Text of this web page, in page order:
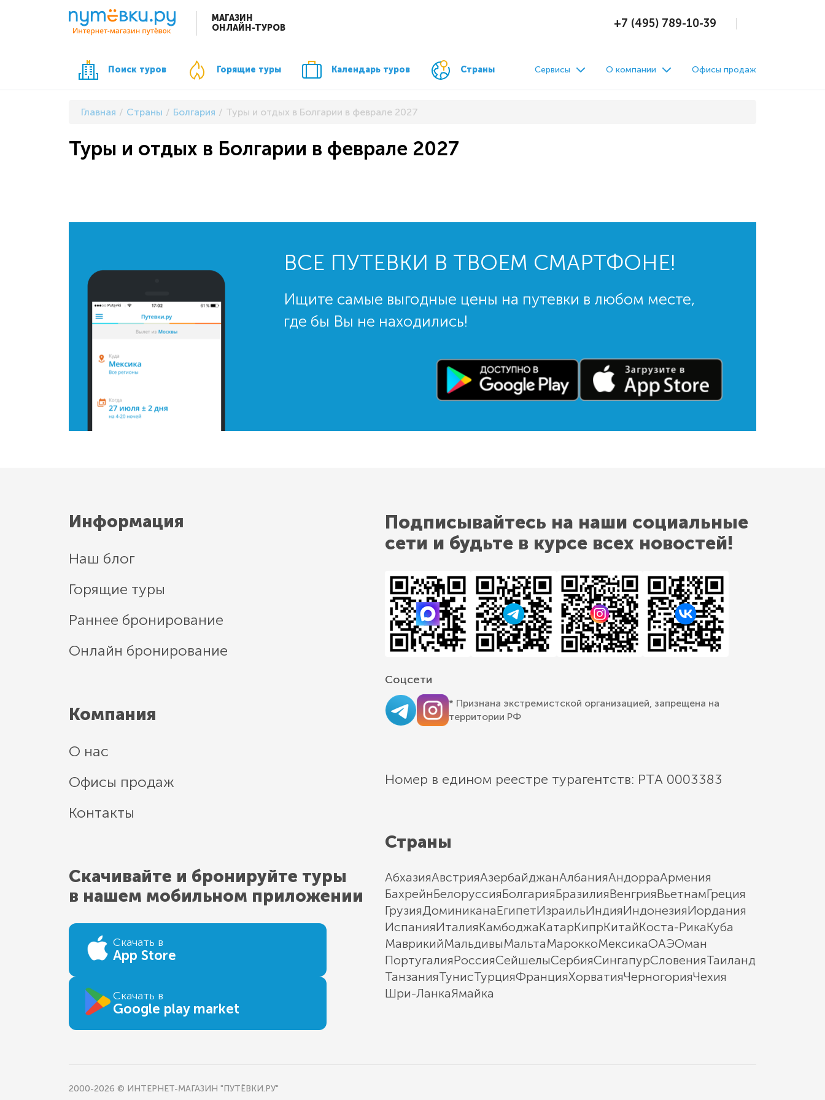
МАГАЗИН
ОНЛАЙН-ТУРОВ
+7 (495) 789-10-39
Поиск туров Горящие туры Календарь туров Страны Сервисы О компании Офисы продаж
Главная Страны Болгария Туры и отдых в Болгарии в феврале 2027
Туры и отдых в Болгарии в феврале 2027
ВСЕ ПУТЕВКИ В ТВОЕМ СМАРТФОНЕ!
Ищите самые выгодные цены на путевки в любом месте,
где бы Вы не находились!
Информация
Наш блог
Горящие туры
Раннее бронирование
Онлайн бронирование
Компания
О нас
Офисы продаж
Контакты
Скачивайте и бронируйте туры
в нашем мобильном приложении
Скачать в
App Store
Скачать в
Google play market
Подписывайтесь на наши социальные
сети и будьте в курсе всех новостей!
Соцсети
* Признана экстремистской организацией, запрещена на
территории РФ
Номер в едином реестре турагентств: РТА 0003383
Страны
АбхазияАвстрияАзербайджанАлбанияАндорраАрмения
БахрейнБелоруссияБолгарияБразилияВенгрияВьетнамГреция
ГрузияДоминиканаЕгипетИзраильИндияИндонезияИордания
ИспанияИталияКамбоджаКатарКипрКитайКоста-РикаКуба
МаврикийМальдивыМальтаМароккоМексикаОАЭОман
ПортугалияРоссияСейшелыСербияСингапурСловенияТаиланд
ТанзанияТунисТурцияФранцияХорватияЧерногорияЧехия
Шри-ЛанкаЯмайка
2000-2026 © ИНТЕРНЕТ-МАГАЗИН "ПУТЁВКИ.РУ"